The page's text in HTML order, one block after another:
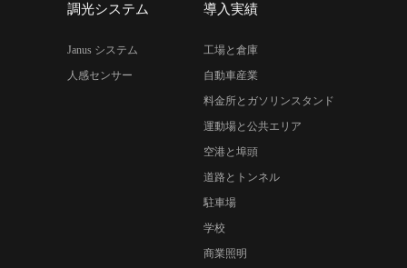
調光システム
Janus システム
人感センサー
導入実績
工場と倉庫
自動車産業
料金所とガソリンスタンド
運動場と公共エリア
空港と埠頭
道路とトンネル
駐車場
学校
商業照明